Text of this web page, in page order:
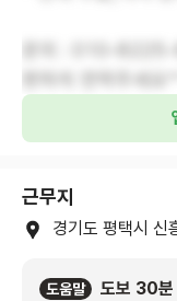
근무지
경기도 평택시 신
도움말 도보 30분